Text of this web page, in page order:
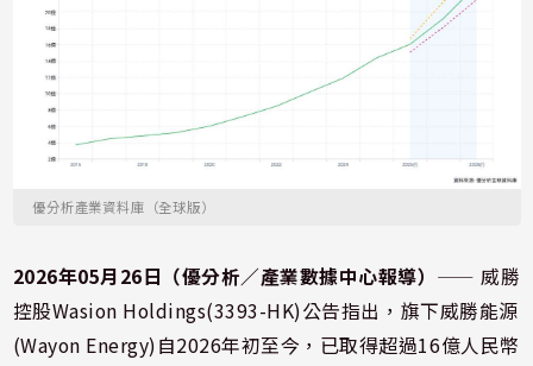
優分析產業資料庫（全球版）
2026年05月26日（優分析／產業數據中心報導） ⸺ 威勝
控股Wasion Holdings(3393-HK)公告指出，旗下威勝能源
(Wayon Energy)自2026年初至今，已取得超過16億人民幣